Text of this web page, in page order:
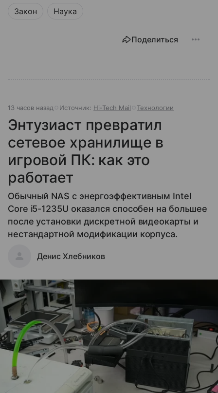
Закон Наука
Поделиться
13 часов назад Источник: Hi-Tech Mail Технологии
Энтузиаст превратил
сетевое хранилище в
игровой ПК: как это
работает
Обычный NAS с энергоэффективным Intel
Core i5-1235U оказался способен на большее
после установки дискретной видеокарты и
нестандартной модификации корпуса.
Денис Хлебников